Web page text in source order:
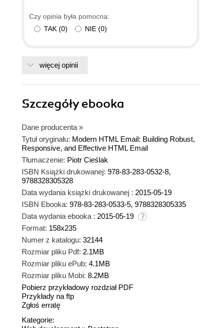
Czy opinia była pomocna:
TAK (0) NIE (0)
więcej opinii
Szczegółyebooka
Dane producenta »
Tytuł oryginału: Modern HTML Email: Building Robust,
Responsive, and Effective HTML Email
Tłumaczenie: Piotr Cieślak
ISBN Książki drukowanej: 978-83-283-0532-8,
9788328305328
Data wydania książki drukowanej : 2015-05-19
ISBN Ebooka: 978-83-283-0533-5, 9788328305335
Data wydania ebooka : 2015-05-19
Format: 158x235
Numer z katalogu: 32144
Rozmiar pliku Pdf: 2.1MB
Rozmiar pliku ePub: 4.1MB
Rozmiar pliku Mobi: 8.2MB
Pobierz przykładowy rozdział PDF
Przykłady na ftp
Zgłoś erratę
Kategorie: